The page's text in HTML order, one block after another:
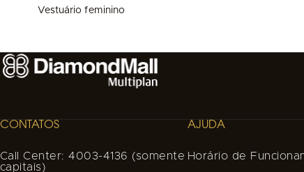
Vestuário feminino
CONTATOS
Call Center: 4003-4136 (somente
capitais)
AJUDA
Horário de